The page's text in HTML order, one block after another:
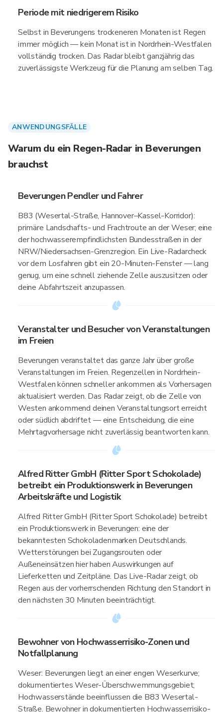
Periode mit niedrigerem Risiko
Selbst in Beverungens trockeneren Monaten ist Regen
immer möglich — kein Monat ist in Nordrhein-Westfalen
vollständig trocken. Das Radar bleibt ganzjährig das
zuverlässigste Werkzeug für die Planung am selben Tag.
ANWENDUNGSFÄLLE
Warum du ein Regen-Radar in Beverungen
brauchst
Beverungen Pendler und Fahrer
B83 (Wesertal-Straße, Hannover–Kassel-Korridor):
primäre Landschafts- und Frachtroute an der Weser; eine
der hochwasserempfindlichsten Bundesstraßen in der
NRW/Niedersachsen-Grenzregion. Ein Live-Radarcheck
vor dem Losfahren gibt ein 20-Minuten-Fenster — lang
genug, um eine schnell ziehende Zelle auszusitzen oder
deine Abfahrtszeit anzupassen.
Veranstalter und Besucher von Veranstaltungen
im Freien
Beverungen veranstaltet das ganze Jahr über große
Veranstaltungen im Freien. Regenzellen in Nordrhein-
Westfalen können schneller ankommen als Vorhersagen
aktualisiert werden. Das Radar zeigt, ob die Zelle von
Westen ankommend deinen Veranstaltungsort erreicht
oder südlich abdriftet — eine Entscheidung, die eine
Mehrtagvorhersage nicht zuverlässig beantworten kann.
Alfred Ritter GmbH (Ritter Sport Schokolade)
betreibt ein Produktionswerk in Beverungen
Arbeitskräfte und Logistik
Alfred Ritter GmbH (Ritter Sport Schokolade) betreibt
ein Produktionswerk in Beverungen: eine der
bekanntesten Schokoladenmarken Deutschlands.
Wetterstörungen bei Zugangsrouten oder
Außeneinsätzen hier haben Auswirkungen auf
Lieferketten und Zeitpläne. Das Live-Radar zeigt, ob
Regen aus der vorherrschenden Richtung den Standort in
den nächsten 30 Minuten beeinträchtigt.
Bewohner von Hochwasserrisiko-Zonen und
Notfallplanung
Weser: Beverungen liegt an einer engen Weserkurve;
dokumentiertes Weser-Überschwemmungsgebiet;
Hochwasserstände beeinflussen die B83 Wesertal-
Straße. Bewohner in dokumentierten Hochwasserrisiko-